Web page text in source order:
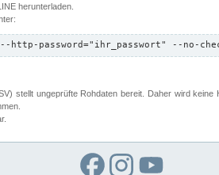
herunterladen.
password="ihr_passwort" --no-
stellt ungeprüfte Rohdaten bereit. Daher wird